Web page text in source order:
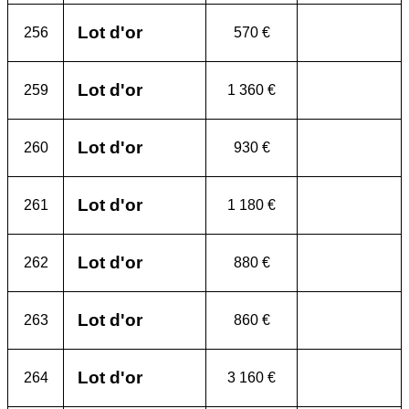
256 Lot d'or 570 €
259 Lot d'or 1 360 €
260 Lot d'or 930 €
261 Lot d'or 1 180 €
262 Lot d'or 880 €
263 Lot d'or 860 €
264 Lot d'or 3 160 €